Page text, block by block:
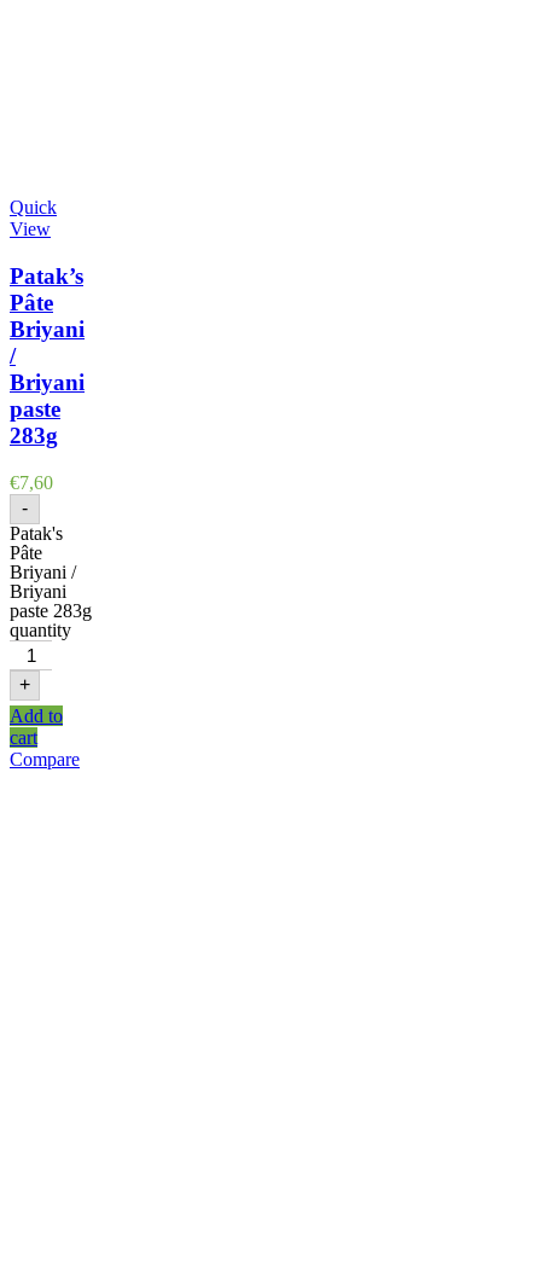
Quick
View
Patak’s
Pâte
Briyani
/
Briyani
paste
283g
€7,60
-
Patak's
Pâte
Briyani /
Briyani
paste 283g
quantity
+
Add to
cart
Compare